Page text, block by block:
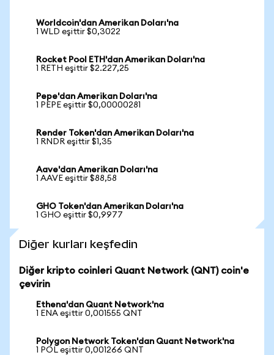
Worldcoin'dan Amerikan Doları'na
1 WLD eşittir $0,3022
Rocket Pool ETH'dan Amerikan Doları'na
1 RETH eşittir $2.227,25
Pepe'dan Amerikan Doları'na
1 PEPE eşittir $0,00000281
Render Token'dan Amerikan Doları'na
1 RNDR eşittir $1,35
Aave'dan Amerikan Doları'na
1 AAVE eşittir $88,58
GHO Token'dan Amerikan Doları'na
1 GHO eşittir $0,9977
Diğer kurları keşfedin
Diğer kripto coinleri Quant Network (QNT) coin'e
çevirin
Ethena'dan Quant Network'na
1 ENA eşittir 0,001555 QNT
Polygon Network Token'dan Quant Network'na
1 POL eşittir 0,001266 QNT